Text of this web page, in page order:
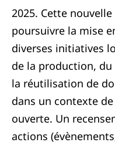
2025. Cette
poursuivre la mise
diverses initiatives
de la production,
la réutilisation de
dans un contexte
ouverte. Un
actions